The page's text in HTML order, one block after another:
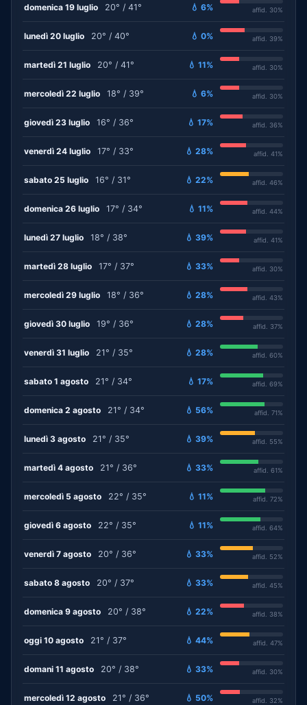
domenica 19 luglio 20° / 41° 💧 6% affid. 30%
lunedì 20 luglio 20° / 40° 💧 0% affid. 39%
martedì 21 luglio 20° / 41° 💧 11% affid. 30%
mercoledì 22 luglio 18° / 39° 💧 6% affid. 30%
giovedì 23 luglio 16° / 36° 💧 17% affid. 36%
venerdì 24 luglio 17° / 33° 💧 28% affid. 41%
sabato 25 luglio 16° / 31° 💧 22% affid. 46%
domenica 26 luglio 17° / 34° 💧 11% affid. 44%
lunedì 27 luglio 18° / 38° 💧 39% affid. 41%
martedì 28 luglio 17° / 37° 💧 33% affid. 30%
mercoledì 29 luglio 18° / 36° 💧 28% affid. 43%
giovedì 30 luglio 19° / 36° 💧 28% affid. 37%
venerdì 31 luglio 21° / 35° 💧 28% affid. 60%
sabato 1 agosto 21° / 34° 💧 17% affid. 69%
domenica 2 agosto 21° / 34° 💧 56% affid. 71%
lunedì 3 agosto 21° / 35° 💧 39% affid. 55%
martedì 4 agosto 21° / 36° 💧 33% affid. 61%
mercoledì 5 agosto 22° / 35° 💧 11% affid. 72%
giovedì 6 agosto 22° / 35° 💧 11% affid. 64%
venerdì 7 agosto 20° / 36° 💧 33% affid. 52%
sabato 8 agosto 20° / 37° 💧 33% affid. 45%
domenica 9 agosto 20° / 38° 💧 22% affid. 38%
oggi 10 agosto 21° / 37° 💧 44% affid. 47%
domani 11 agosto 20° / 38° 💧 33% affid. 30%
mercoledì 12 agosto 21° / 36° 💧 50% affid. 32%